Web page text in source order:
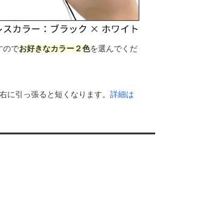
のでお好きなカラー２色を選んでくだ
引っ張ると短くなります。 詳細は